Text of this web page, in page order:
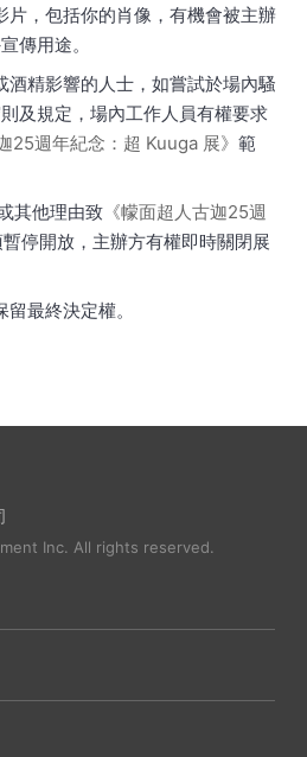
片，包括你的肖像，有機會被主辦
傳用途。
酒精影響的人士，如嘗試於場內騷
及規定，場內工作人員有權要求
25週年紀念：超 Kuuga 展》 範
其他理由致 《幪面超人古迦25週
停開放，主辦方有權即時關閉展
最終決定權。
Inc. All rights reserved.